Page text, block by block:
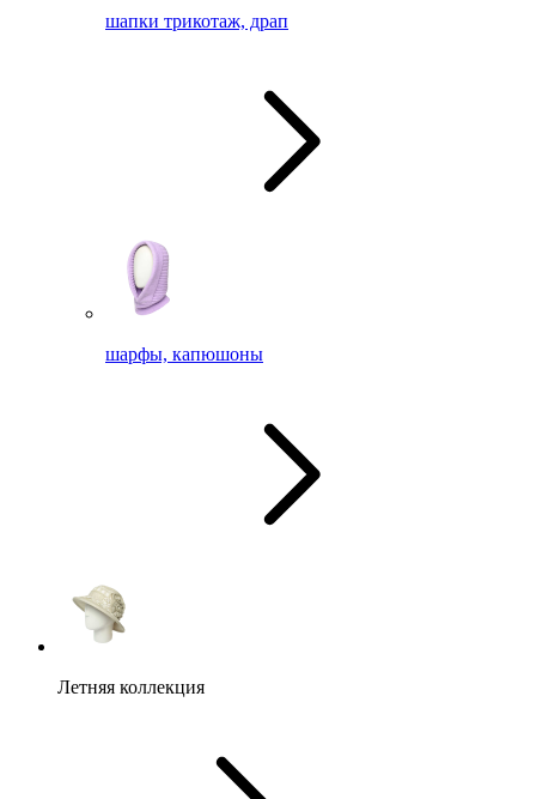
шапки трикотаж, драп
шарфы, капюшоны
Летняя коллекция